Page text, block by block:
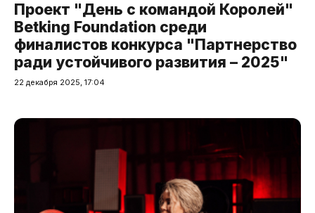
Проект "День с командой Королей"
Betking Foundation среди
финалистов конкурса "Партнерство
ради устойчивого развития – 2025"
22 декабря 2025, 17:04